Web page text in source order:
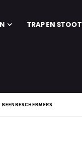
TRAP EN STOOT
BEENBESCHERMERS